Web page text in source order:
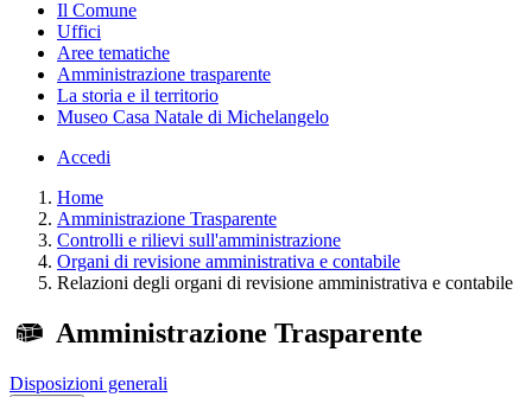
Il Comune
Uffici
Aree tematiche
Amministrazione trasparente
La storia e il territorio
Museo Casa Natale di Michelangelo
Accedi
Home
Amministrazione Trasparente
Controlli e rilievi sull'amministrazione
Organi di revisione amministrativa e contabile
Relazioni degli organi di revisione amministrativa e contabile
Amministrazione Trasparente
Disposizioni generali